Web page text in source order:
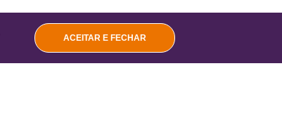
ACEITAR E FECHAR